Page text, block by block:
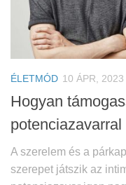
ÉLETMÓD 10 ÁPR, 2023
Hogyan
potenciazavarral
A szerelem és a
szerepet játszik az